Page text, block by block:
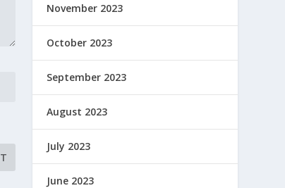
November 2023
October 2023
September 2023
August 2023
July 2023
June 2023